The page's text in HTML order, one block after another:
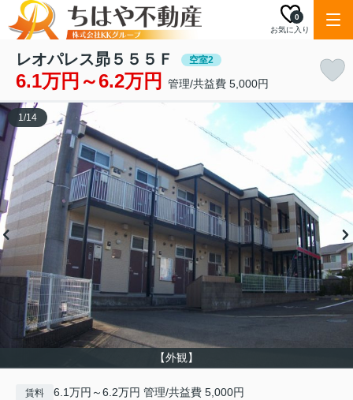
お気に入り
0
レオパレス昴５５５Ｆ 空室2
6.1万円～6.2万円 管理/共益費 5,000円
【外観】
1/14
賃料 6.1万円～6.2万円 管理/共益費 5,000円